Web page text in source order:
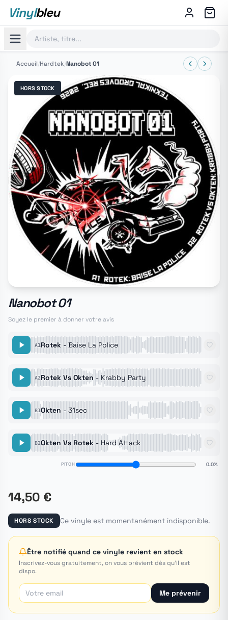
Vinylbleu
Accueil/Hardtek/Nanobot 01
HORS STOCK
Nanobot 01
Soyez le premier à donner votre avis
A1 Rotek - Baise La Police
A2Rotek Vs Okten - Krabby Party
B1Okten - 31sec
B2Okten Vs Rotek - Hard Attack
PITCH 0.0%
14,50 €
HORS STOCK Ce vinyle est momentanément indisponible.
Être notifié quand ce vinyle revient en stock
Inscrivez-vous gratuitement, on vous prévient dès qu'il est
dispo.
Me prévenir